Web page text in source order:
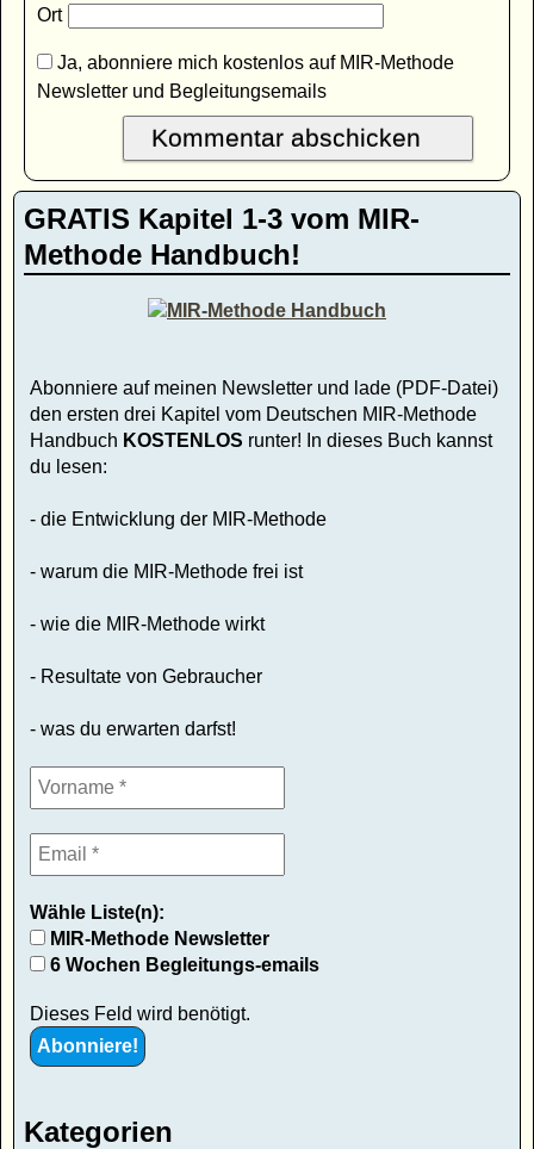
Ort
Ja, abonniere mich kostenlos auf MIR-Methode
Newsletter und Begleitungsemails
GRATIS Kapitel 1-3 vom MIR-
Methode Handbuch!
Abonniere auf meinen Newsletter und lade (PDF-Datei)
den ersten drei Kapitel vom Deutschen MIR-Methode
Handbuch KOSTENLOS runter! In dieses Buch kannst
du lesen:
- die Entwicklung der MIR-Methode
- warum die MIR-Methode frei ist
- wie die MIR-Methode wirkt
- Resultate von Gebraucher
- was du erwarten darfst!
Wähle Liste(n):
MIR-Methode Newsletter
6 Wochen Begleitungs-emails
Dieses Feld wird benötigt.
Kategorien